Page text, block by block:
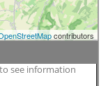
contributors
see information